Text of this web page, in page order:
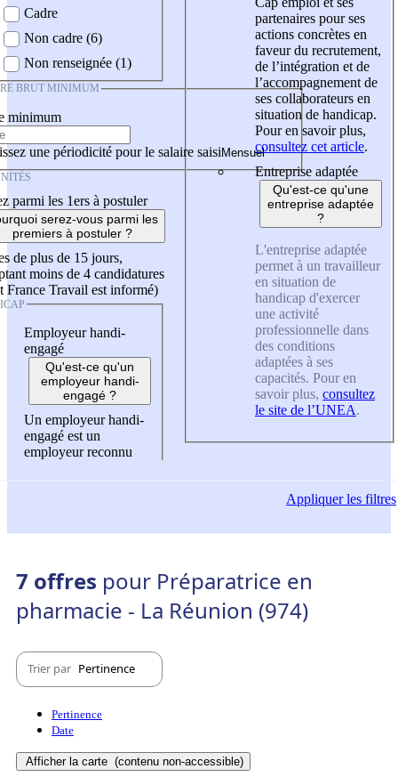
Cadre
Non cadre (6)
Non renseignée (1)
BRUT MINIMUM
minimum
une périodicité pour le salaire saisi
parmi les 1ers à postuler
serez-vous parmi les
premiers à postuler ?
de plus de 15 jours,
moins de 4 candidatures
France Travail est informé)
Employeur handi-
engagé
Qu'est-ce qu'un
employeur handi-
engagé ?
Un employeur handi-
engagé est un
employeur reconnu
partenaires pour ses
actions concrètes en
faveur du recrutement,
de l’intégration et de
l’accompagnement de
ses collaborateurs en
situation de handicap.
Pour en savoir plus,
consultez cet article.
Entreprise adaptée
Qu'est-ce qu'une
entreprise adaptée
?
L'entreprise adaptée
permet à un travailleur
en situation de
handicap d'exercer
une activité
professionnelle dans
des conditions
adaptées à ses
capacités. Pour en
savoir plus, consultez
le site de l’UNEA.
Appliquerles filtres
7 offres pour Préparatrice en
pharmacie - La Réunion (974)
Trier par Pertinence
Pertinence
Date
Afficher la carte (contenu non-accessible)